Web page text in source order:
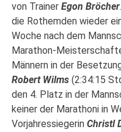
von TrainerEgon Bröcher
die Rothemden wieder
Woche nach dem
Marathon-
Männern in der
Robert Wilms (2:34:15
den 4. Platz in der
keiner der Marathoni in
VorjahressiegerinChristl